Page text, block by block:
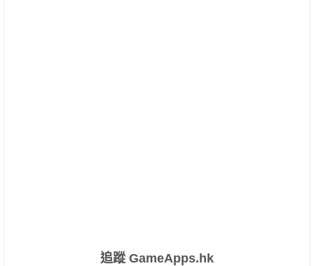
追蹤 GameApps.hk